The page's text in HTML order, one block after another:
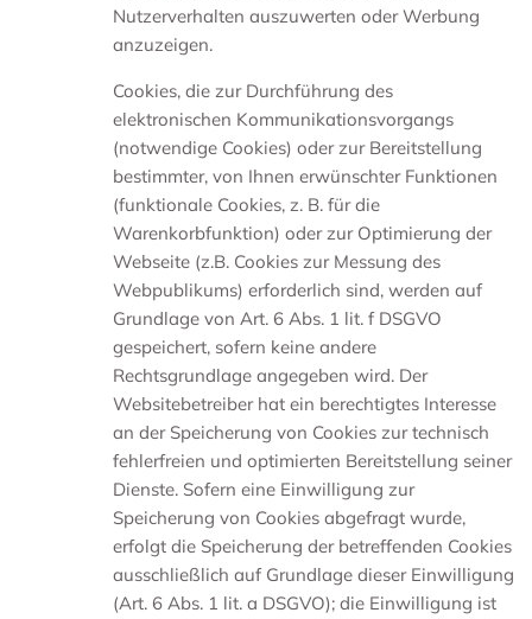
Nutzerverhalten auszuwerten oder Werbung
anzuzeigen.
Cookies, die zur Durchführung des
elektronischen Kommunikationsvorgangs
(notwendige Cookies) oder zur Bereitstellung
bestimmter, von Ihnen erwünschter Funktionen
(funktionale Cookies, z. B. für die
Warenkorbfunktion) oder zur Optimierung der
Webseite (z.B. Cookies zur Messung des
Webpublikums) erforderlich sind, werden auf
Grundlage von Art. 6 Abs. 1 lit. f DSGVO
gespeichert, sofern keine andere
Rechtsgrundlage angegeben wird. Der
Websitebetreiber hat ein berechtigtes Interesse
an der Speicherung von Cookies zur technisch
fehlerfreien und optimierten Bereitstellung seiner
Dienste. Sofern eine Einwilligung zur
Speicherung von Cookies abgefragt wurde,
erfolgt die Speicherung der betreffenden Cookies
ausschließlich auf Grundlage dieser Einwilligung
(Art. 6 Abs. 1 lit. a DSGVO); die Einwilligung ist